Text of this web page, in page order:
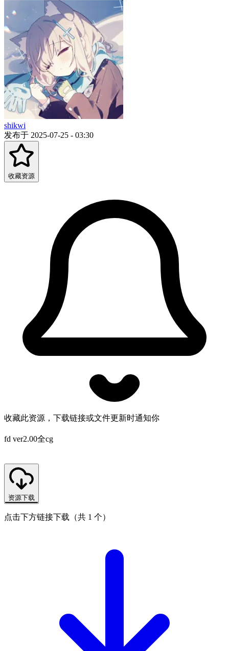
shikwi
发布于 2025-07-25 - 03:30
收藏资源
收藏此资源，下载链接或文件更新时通知你
fd ver2.00全cg
资源下载
点击下方链接下载（共 1 个）